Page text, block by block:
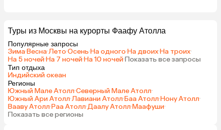
Туры из Москвы на курорты Фаафу Атолла
Популярные запросы
Зима·Весна·Лето·Осень·На одного·На двоих·На троих·
На 5 ночей·На 7 ночей·На 10 ночей·Показать все запросы
Тип отдыха
Индийский океан
Регионы
Южный Мале Атолл·Северный Мале Атолл·
Южный Ари Атолл·Лавиани Атолл·Баа Атолл·Нону Атолл·
Вааву Атолл·Раа Атолл·Даалу Атолл·Маафуши·
Показать все регионы